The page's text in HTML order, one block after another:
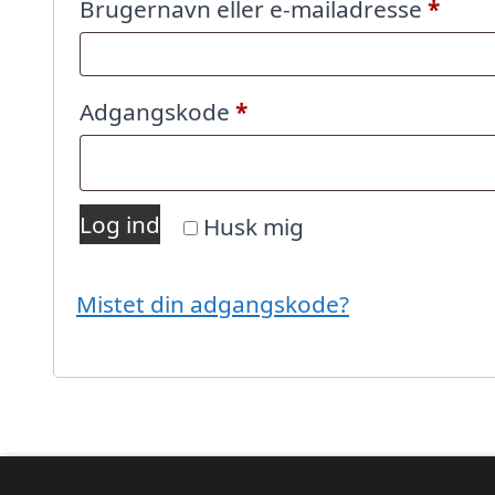
Brugernavn eller e-mailadresse *
Adgangskode *Påkrævet
Husk mig
Log ind
Mistet din adgangskode?